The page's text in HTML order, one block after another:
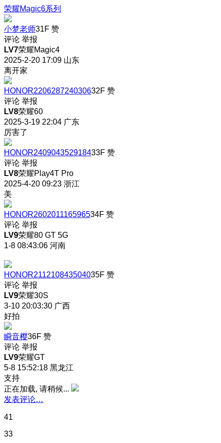
荣耀Magic6系列
小梦老师31F 赞
评论 举报
LV7荣耀Magic4
2025-2-20 17:09 山东
离开家
HONOR220628724030632F 赞
评论 举报
LV8荣耀60
2025-3-19 22:04 广东
厉害了
HONOR240904352918433F 赞
评论 举报
LV8荣耀Play4T Pro
2025-4-20 09:23 浙江
美
HONOR260201116596534F 赞
评论 举报
LV9荣耀80 GT 5G
1-8 08:43:06 河南
HONOR211210843504035F 赞
评论 举报
LV9荣耀30S
3-10 20:03:30 广西
好拍
瞬音樱36F 赞
评论 举报
LV9荣耀GT
5-8 15:52:18 黑龙江
支持
正在加载, 请稍候...
发表评论…
41
33